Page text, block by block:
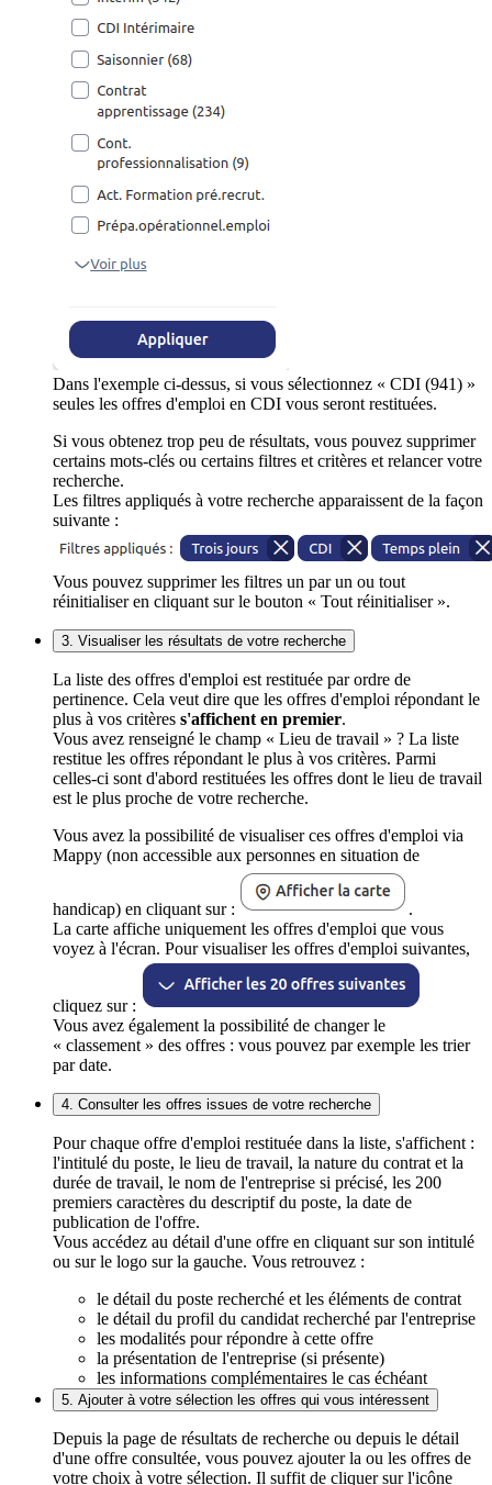
Dans l'exemple ci-dessus, si vous sélectionnez « CDI (941) »
seules les offres d'emploi en CDI vous seront restituées.
Si vous obtenez trop peu de résultats, vous pouvez supprimer
certains mots-clés ou certains filtres et critères et relancer votre
recherche.
Les filtres appliqués à votre recherche apparaissent de la façon
suivante :
Vous pouvez supprimer les filtres un par un ou tout
réinitialiser en cliquant sur le bouton « Tout réinitialiser ».
3. Visualiser les résultats de votre recherche
La liste des offres d'emploi est restituée par ordre de
pertinence. Cela veut dire que les offres d'emploi répondant le
plus à vos critères s'affichent en premier.
Vous avez renseigné le champ « Lieu de travail » ? La liste
restitue les offres répondant le plus à vos critères. Parmi
celles-ci sont d'abord restituées les offres dont le lieu de travail
est le plus proche de votre recherche.
Vous avez la possibilité de visualiser ces offres d'emploi via
Mappy (non accessible aux personnes en situation de
handicap) en cliquant sur :
.
La carte affiche uniquement les offres d'emploi que vous
voyez à l'écran. Pour visualiser les offres d'emploi suivantes,
cliquez sur :
Vous avez également la possibilité de changer le
« classement » des offres : vous pouvez par exemple les trier
par date.
4. Consulter les offres issues de votre recherche
Pour chaque offre d'emploi restituée dans la liste, s'affichent :
l'intitulé du poste, le lieu de travail, la nature du contrat et la
durée de travail, le nom de l'entreprise si précisé, les 200
premiers caractères du descriptif du poste, la date de
publication de l'offre.
Vous accédez au détail d'une offre en cliquant sur son intitulé
ou sur le logo sur la gauche. Vous retrouvez :
le détail du poste recherché et les éléments de contrat
le détail du profil du candidat recherché par l'entreprise
les modalités pour répondre à cette offre
la présentation de l'entreprise (si présente)
les informations complémentaires le cas échéant
5. Ajouter à votre sélection les offres qui vous intéressent
Depuis la page de résultats de recherche ou depuis le détail
d'une offre consultée, vous pouvez ajouter la ou les offres de
votre choix à votre sélection. Il suffit de cliquer sur l'icône